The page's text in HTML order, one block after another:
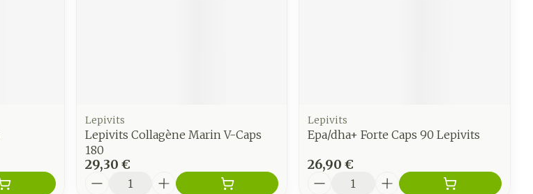
Lepivits
Lepivits Collagène Marin V-Caps
180
29,30 €
Quantité
Lepivits
Epa/dha+ Forte Caps 90 Lepivits
26,90 €
Quantité